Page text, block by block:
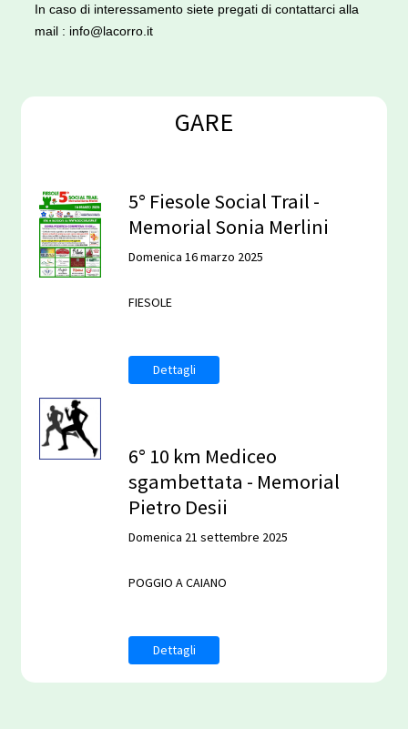
In caso di interessamento siete pregati di contattarci alla
mail : info@lacorro.it
GARE
5° Fiesole Social Trail -
Memorial Sonia Merlini
Domenica 16 marzo 2025
FIESOLE
Dettagli
6° 10 km Mediceo
sgambettata - Memorial
Pietro Desii
Domenica 21 settembre 2025
POGGIO A CAIANO
Dettagli